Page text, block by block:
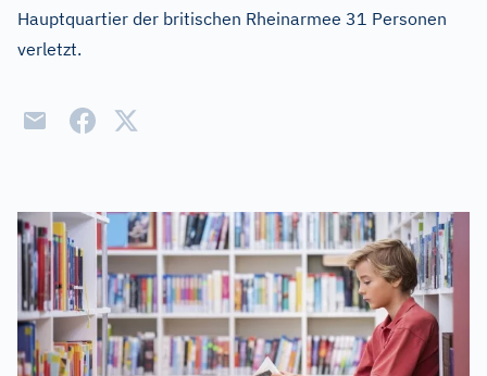
Hauptquartier der britischen Rheinarmee 31 Personen
verletzt.